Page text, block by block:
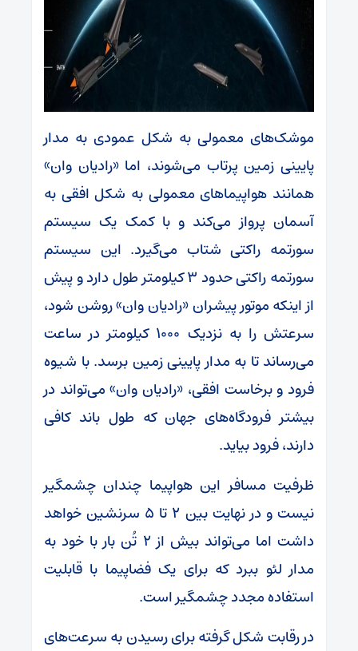
موشک‌های معمولی به شکل عمودی به مدار
پایینی زمین پرتاب می‌شوند، اما «رادیان وان»‌
همانند هواپیماهای معمولی به شکل افقی به
آسمان پرواز می‌کند و با کمک یک سیستم
سورتمه راکتی شتاب می‌گیرد. این سیستم
سورتمه‌ راکتی حدود ۳ کیلومتر طول دارد و پیش
از اینکه موتور پیشران «رادیان وان» روشن شود،
سرعتش را به نزدیک ۱۰۰۰ کیلومتر در ساعت
می‌رساند تا به مدار پایینی زمین برسد. با شیوه
فرود و برخاست افقی، «رادیان وان»‌ می‌تواند در
بیشتر فرودگاه‌های جهان که طول باند کافی
دارند، فرود بیاید.
ظرفیت مسافر این هواپیما چندان چشمگیر
نیست و در نهایت بین ۲ تا ۵ سرنشین خواهد
داشت اما می‌تواند بیش از ۲ تُن بار با خود به
مدار لئو ببرد که برای یک فضاپیما با قابلیت
استفاده مجدد چشمگیر است.
در رقابت شکل‌ گرفته برای رسیدن به سرعت‌های